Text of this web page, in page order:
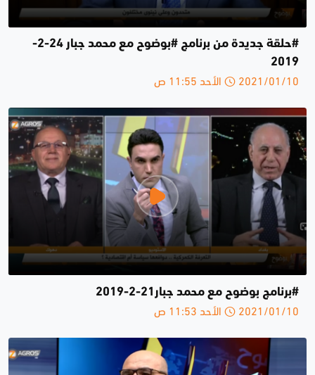
#حلقة جديدة من برنامج #بوضوح مع محمد جبار 24-2-
2019
2021/01/10 الأحد 11:55 ص
#برنامج بوضوح مع محمد جبار21-2-2019
2021/01/10 الأحد 11:53 ص